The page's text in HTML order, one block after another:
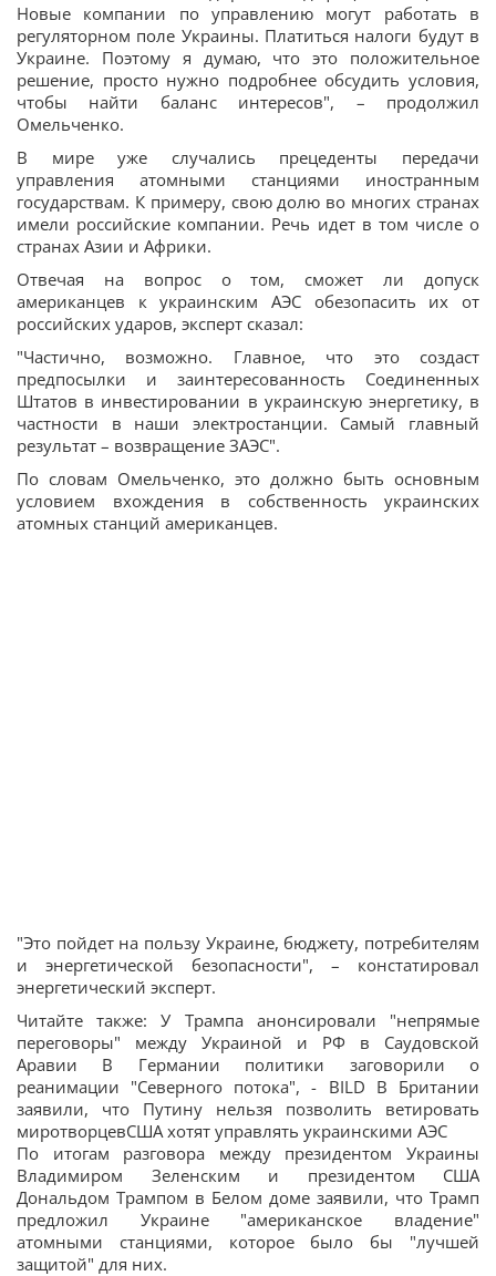
Новые компании по управлению могут работать в
регуляторном поле Украины. Платиться налоги будут в
Украине. Поэтому я думаю, что это положительное
решение, просто нужно подробнее обсудить условия,
чтобы найти баланс интересов", – продолжил
Омельченко.
В мире уже случались прецеденты передачи
управления атомными станциями иностранным
государствам. К примеру, свою долю во многих странах
имели российские компании. Речь идет в том числе о
странах Азии и Африки.
Отвечая на вопрос о том, сможет ли допуск
американцев к украинским АЭС обезопасить их от
российских ударов, эксперт сказал:
"Частично, возможно. Главное, что это создаст
предпосылки и заинтересованность Соединенных
Штатов в инвестировании в украинскую энергетику, в
частности в наши электростанции. Самый главный
результат – возвращение ЗАЭС".
По словам Омельченко, это должно быть основным
условием вхождения в собственность украинских
атомных станций американцев.
"Это пойдет на пользу Украине, бюджету, потребителям
и энергетической безопасности", – констатировал
энергетический эксперт.
Читайте также: У Трампа анонсировали "непрямые
переговоры" между Украиной и РФ в Саудовской
Аравии В Германии политики заговорили о
реанимации "Северного потока", - BILD В Британии
заявили, что Путину нельзя позволить ветировать
миротворцевСША хотят управлять украинскими АЭС
По итогам разговора между президентом Украины
Владимиром Зеленским и президентом США
Дональдом Трампом в Белом доме заявили, что Трамп
предложил Украине "американское владение"
атомными станциями, которое было бы "лучшей
защитой" для них.